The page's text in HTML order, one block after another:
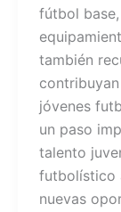
fútbol
también
jóvenes
un paso
talento
futbolístico
nuevas